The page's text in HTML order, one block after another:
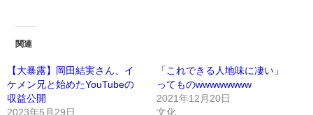
関連
【大暴露】岡田結実さん、イ
ケメン兄と始めたYouTubeの
収益公開
2023年5月29日
「これできる人地味に凄い」
ってものwwwwwwww
2021年12月20日
文化